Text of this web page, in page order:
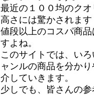
最近の１００均のク
高さには驚かされます
値段以上のコスパ商
すよね。
このサイトでは、い
ャンルの商品を分か
介していきます。
少しでも、皆さんの